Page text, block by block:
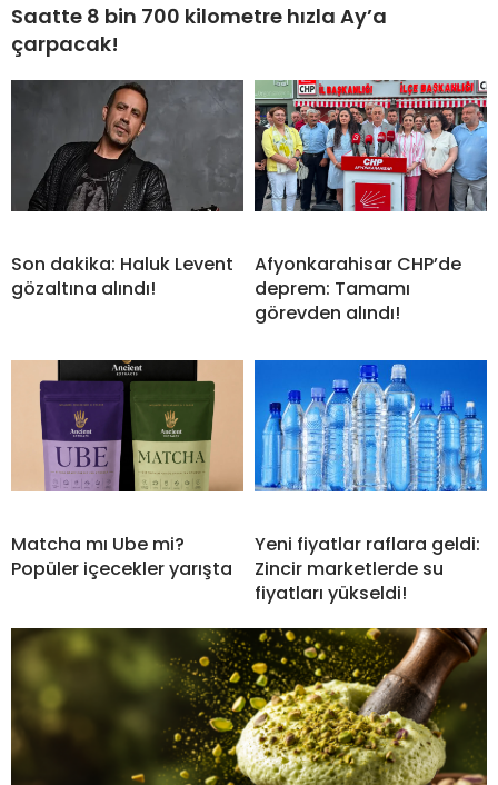
Saatte 8 bin 700 kilometre hızla Ay’a
çarpacak!
Son dakika: Haluk Levent
gözaltına alındı!
Afyonkarahisar CHP’de
deprem: Tamamı
görevden alındı!
Matcha mı Ube mi?
Popüler içecekler yarışta
Yeni fiyatlar raflara geldi:
Zincir marketlerde su
fiyatları yükseldi!